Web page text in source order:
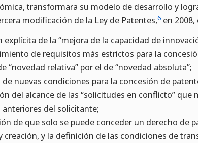
transformara su modelo de desarrollo y
modificación de la Ley de Patentes,6 en
explícita de la “mejora de la capacidad de
de requisitos más estrictos para la
“novedad relativa” por el de “novedad absoluta”;
de nuevas condiciones para la concesión de
del alcance de las “solicitudes en conflicto” que
del solicitante;
de que solo se puede conceder un derecho de
creación, y la definición de las condiciones de